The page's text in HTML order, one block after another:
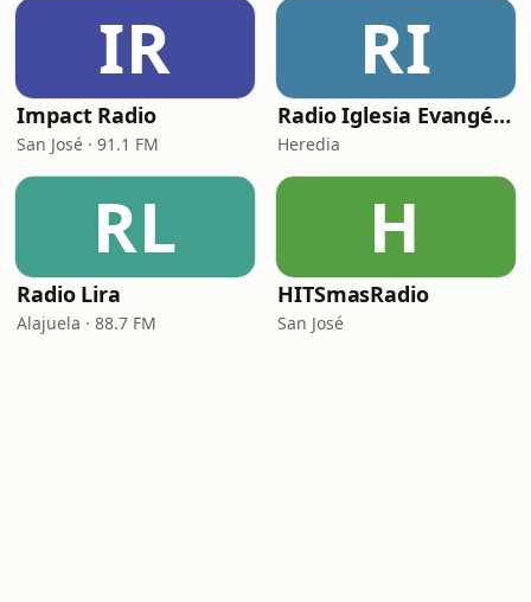
IR
Impact Radio
San José · 91.1 FM
RI
Radio Iglesia Evangélica Dios Te Ama
Heredia
RL
Radio Lira
Alajuela · 88.7 FM
H
HITSmasRadio
San José